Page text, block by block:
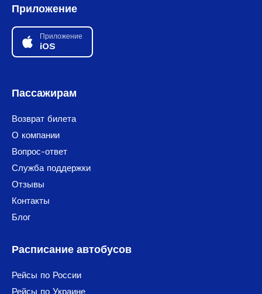
Приложение
Приложение
iOS
Пассажирам
Возврат билета
О компании
Вопрос-ответ
Служба поддержки
Отзывы
Контакты
Блог
Расписание автобусов
Рейсы по России
Рейсы по Украине